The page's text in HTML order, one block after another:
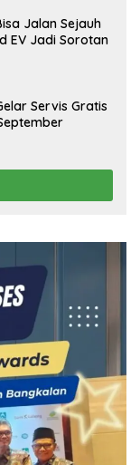
Jalan Sejauh
EV Jadi Sorotan
Servis Gratis